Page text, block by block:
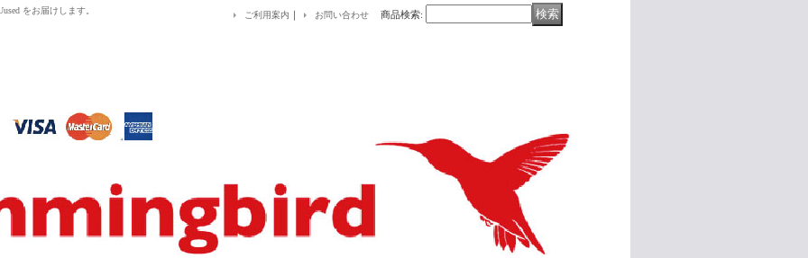
をお届けします。 ご利用案内 ｜ お問い合わせ 商品検索: